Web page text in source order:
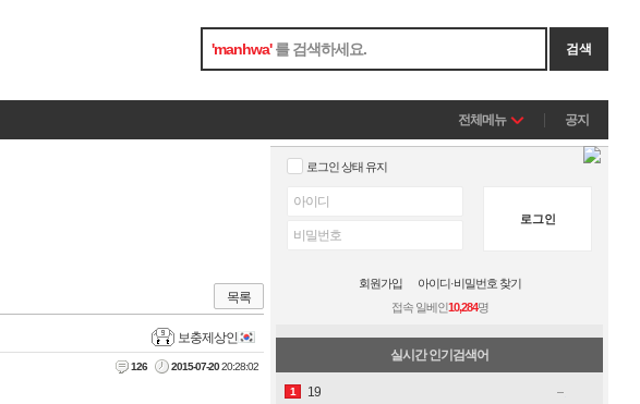
'manhwa'를 검색하세요. 검색
전체메뉴 공지
목록
보충제상인
126 2015-07-2020:28:02
로그인 상태 유지
로그인
회원가입
아이디·비밀번호 찾기
접속 일베인10,284명
실시간 인기검색어
1 19